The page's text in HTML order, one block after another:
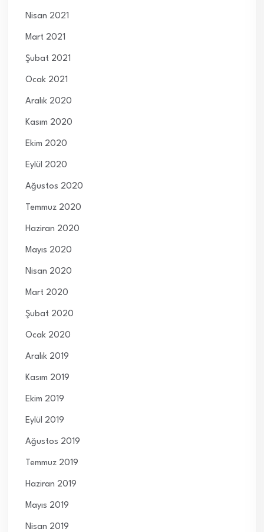
Nisan 2021
Mart 2021
Şubat 2021
Ocak 2021
Aralık 2020
Kasım 2020
Ekim 2020
Eylül 2020
Ağustos 2020
Temmuz 2020
Haziran 2020
Mayıs 2020
Nisan 2020
Mart 2020
Şubat 2020
Ocak 2020
Aralık 2019
Kasım 2019
Ekim 2019
Eylül 2019
Ağustos 2019
Temmuz 2019
Haziran 2019
Mayıs 2019
Nisan 2019